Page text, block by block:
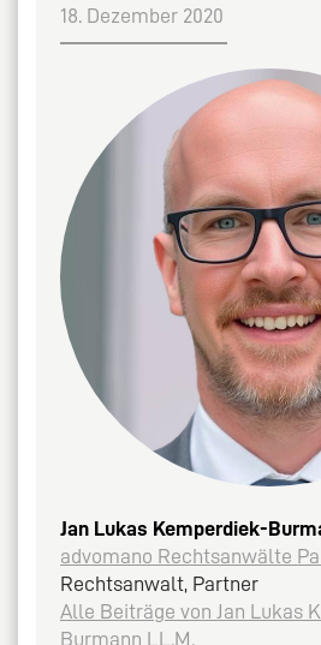
18. Dezember 2020
Jan Lukas Kemperdiek-
advomano Rechtsanwälte
Rechtsanwalt, Partner
Alle Beiträge von Jan Lukas
Burmann LL.M.